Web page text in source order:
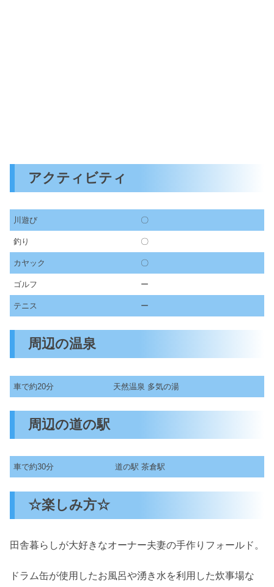
アクティビティ
川遊び 〇
釣り 〇
カヤック 〇
ゴルフ ー
テニス ー
周辺の温泉
車で約20分 天然温泉 多気の湯
周辺の道の駅
車で約30分 道の駅 茶倉駅
☆楽しみ方☆
田舎暮らしが大好きなオーナー夫妻の手作りフォールド。
ドラム缶が使用したお風呂や湧き水を利用した炊事場な